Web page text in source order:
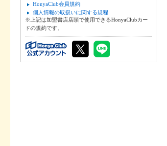
HonyaClub会員規約
個人情報の取扱いに関する規程
※上記は加盟書店店頭で使用できるHonyaClubカー
ドの規約です。